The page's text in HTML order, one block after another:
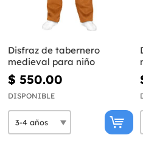
Disfraz de tabernero
medieval para niño
$ 550.00
DISPONIBLE